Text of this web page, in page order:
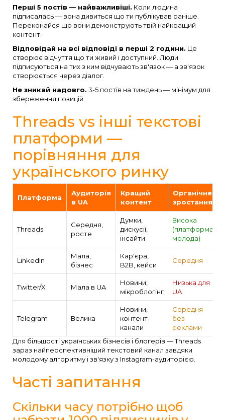
Перші 5 постів — найважливіші. Коли людина
підписалась — вона дивиться що ти публікував раніше.
Переконайся що вони демонструють твій найкращий
контент.
Відповідай на всі відповіді в перші 2 години. Це
створює відчуття що ти живий і доступний. Люди
підписуються на тих з ким відчувають зв'язок — а зв'язок
створюється через діалог.
Не зникай надовго. 3-5 постів на тиждень — мінімум для
збереження позицій.
Threads vs інші текстові
платформи —
порівняння для
українського ринку
Платформа
Аудиторія
в UA
Кращий
контент
Органічне
зростання
Threads
Середня,
росте
Думки,
дискусії,
інсайти
Висока
(платформа
молода)
LinkedIn
Мала,
бізнес
Кар'єра,
B2B, кейси
Середня
Twitter/X Мала в UA
Новини,
мікроблогінг
Низька для
UA
Telegram Велика
Новини,
контент-
канали
Середня
без
реклами
Для більшості українських бізнесів і блогерів — Threads
зараз найперспективніший текстовий канал завдяки
молодому алгоритму і зв'язку з Instagram-аудиторією.
Часті запитання
Скільки часу потрібно щоб